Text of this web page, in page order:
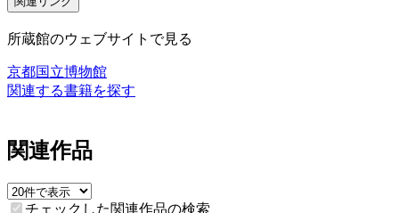
所蔵館のウェブサイトで見る
京都国立博物館
関連する書籍を探す
関連作品
チェックした関連作品の検索